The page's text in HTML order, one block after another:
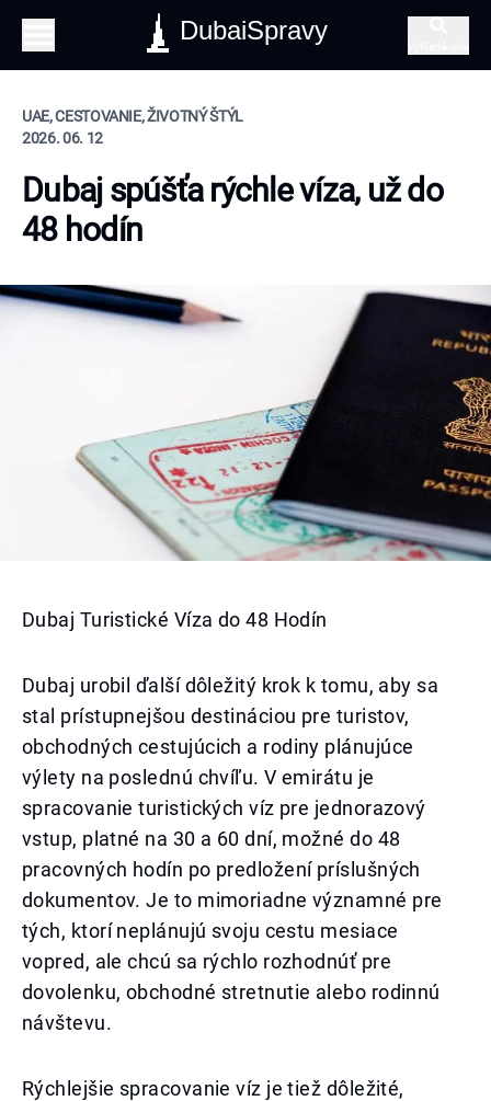
DubaiSpravy
UAE, CESTOVANIE, ŽIVOTNÝ ŠTÝL
2026. 06. 12
Dubaj spúšťa rýchle víza, už do
48 hodín
Dubaj Turistické Víza do 48 Hodín
Dubaj urobil ďalší dôležitý krok k tomu, aby sa
stal prístupnejšou destináciou pre turistov,
obchodných cestujúcich a rodiny plánujúce
výlety na poslednú chvíľu. V emirátu je
spracovanie turistických víz pre jednorazový
vstup, platné na 30 a 60 dní, možné do 48
pracovných hodín po predložení príslušných
dokumentov. Je to mimoriadne významné pre
tých, ktorí neplánujú svoju cestu mesiace
vopred, ale chcú sa rýchlo rozhodnúť pre
dovolenku, obchodné stretnutie alebo rodinnú
návštevu.
Rýchlejšie spracovanie víz je tiež dôležité,